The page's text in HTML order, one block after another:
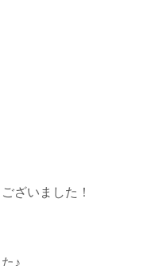
ざいました！
♪